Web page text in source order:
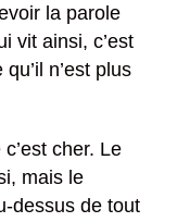
la parole
vit ainsi, c’est
n’est plus
cher. Le
mais le
dessus de tout